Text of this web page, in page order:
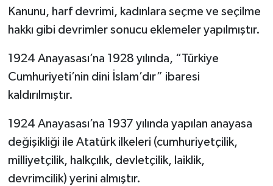
Kanunu, harf devrimi, kadınlara seçme ve seçilme
hakkı gibi devrimler sonucu eklemeler yapılmıştır.
1924 Anayasası’na 1928 yılında, “Türkiye
Cumhuriyeti’nin dini İslam’dır” ibaresi
kaldırılmıştır.
1924 Anayasası’na 1937 yılında yapılan anayasa
değişikliği ile Atatürk ilkeleri (cumhuriyetçilik,
milliyetçilik, halkçılık, devletçilik, laiklik,
devrimcilik) yerini almıştır.